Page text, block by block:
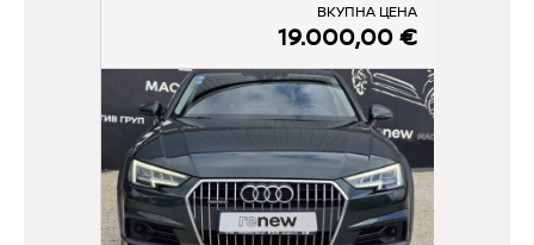
ВКУПНА ЦЕНА
19.000,00 €